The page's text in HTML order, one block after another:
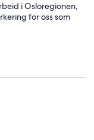
i Osloregionen,
for oss som